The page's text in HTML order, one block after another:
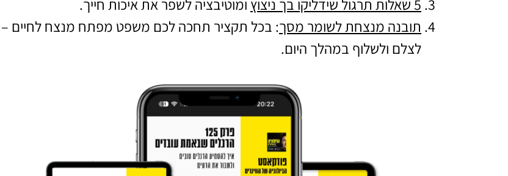
5 שאלות תרגול שידליקו בך ניצוץ
ומוטיבציה לשפר את איכות חייך.
תובנה מנצחת לשומר מסך: בכל תקציר תחכה לכם משפט מפתח מנצח לחיים –
לצלם ולשלוף במהלך היום.